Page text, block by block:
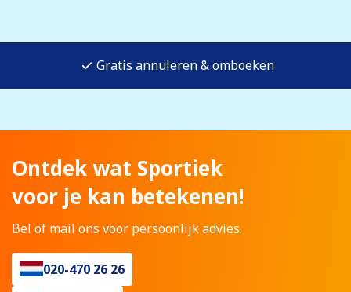
Gratis annuleren & omboeken
Ontdek wat Sportiek
voor je kan betekenen!
Bel of mail ons voor persoonlijk advies.
020-470 26 26